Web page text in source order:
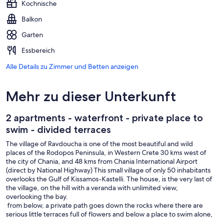
Kochnische
Balkon
Garten
Essbereich
Alle Details zu Zimmer und Betten anzeigen
Mehr zu dieser Unterkunft
2 apartments - waterfront - private place to
swim - divided terraces
The village of Ravdoucha is one of the most beautiful and wild
places of the Rodopos Peninsula, in Western Crete 30 kms west of
the city of Chania, and 48 kms from Chania International Airport
(direct by National Highway) This small village of only 50 inhabitants
overlooks the Gulf of Kissamos-Kastelli. The house, is the very last of
the village, on the hill with a veranda with unlimited view,
overlooking the bay.
from below, a private path goes down the rocks where there are
serious little terraces full of flowers and below a place to swim alone,